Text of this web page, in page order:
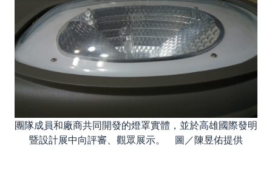
團隊成員和廠商共同開發的燈罩實體，並於高雄國際發明
暨設計展中向評審、觀眾展示。 圖／陳昱佑提供